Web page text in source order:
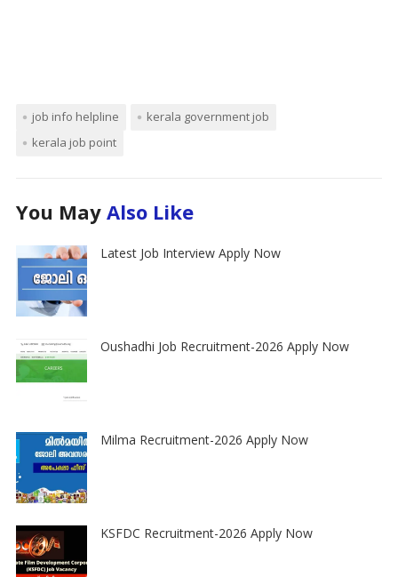
job info helpline
kerala government job
kerala job point
You May Also Like
Latest Job Interview Apply Now
Oushadhi Job Recruitment-2026 Apply Now
Milma Recruitment-2026 Apply Now
KSFDC Recruitment-2026 Apply Now